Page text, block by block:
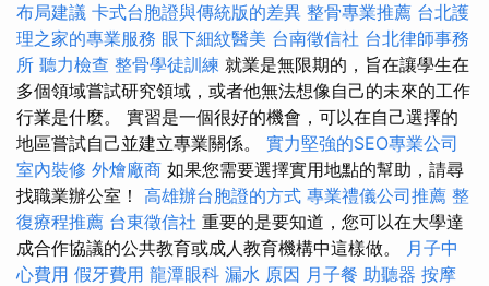
布局建議 卡式台胞證與傳統版的差異 整骨專業推薦 台北護
理之家的專業服務 眼下細紋醫美 台南徵信社 台北律師事務
所 聽力檢查 整骨學徒訓練 就業是無限期的，旨在讓學生在
多個領域嘗試研究領域，或者他無法想像自己的未來的工作
行業是什麼。 實習是一個很好的機會，可以在自己選擇的
地區嘗試自己並建立專業關係。 實力堅強的SEO專業公司
室內裝修 外燴廠商 如果您需要選擇實用地點的幫助，請尋
找職業辦公室！ 高雄辦台胞證的方式 專業禮儀公司推薦 整
復療程推薦 台東徵信社 重要的是要知道，您可以在大學達
成合作協議的公共教育或成人教育機構中這樣做。 月子中
心費用 假牙費用 龍潭眼科 漏水 原因 月子餐 助聽器 按摩